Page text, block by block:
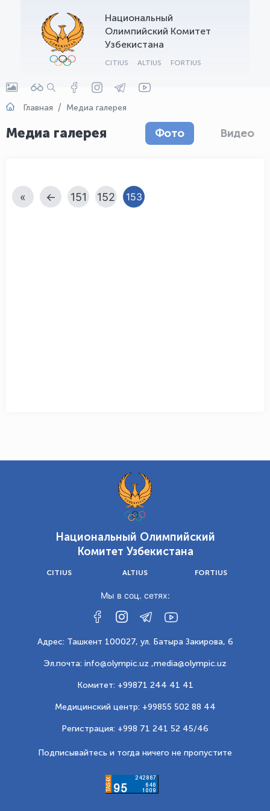
Национальный
Олимпийский Комитет
Узбекистана
CITIUS ALTIUS FORTIUS
Главная Медиа галерея
Медиа галерея Фото Видео
« ← 151 152 153
Национальный Олимпийский
Комитет Узбекистана
CITIUS ALTIUS FORTIUS
Мы в соц. сетях:
Адрес: Ташкент 100027, ул. Батыра Закирова, 6
Эл.почта: info@olympic.uz ,media@olympic.uz
Комитет: +99871 244 41 41
Медицинский центр: +99855 502 88 44
Регистрация: +998 71 241 52 45/46
Подписывайтесь и тогда ничего не пропустите
OLYMPCHIK AI - yordamchi
Онлайн · olympic.uz